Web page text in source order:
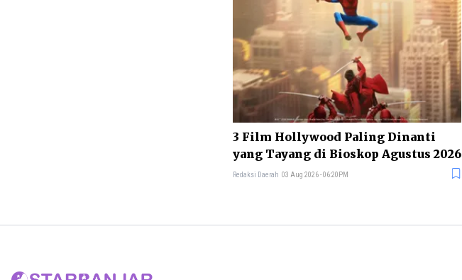
3 Film Hollywood Paling Dinanti
yang Tayang di Bioskop Agustus 2026
Redaksi Daerah 03 Aug 2026 - 06:20PM